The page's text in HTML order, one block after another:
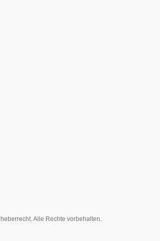
Alle Rechte vorbehalten.